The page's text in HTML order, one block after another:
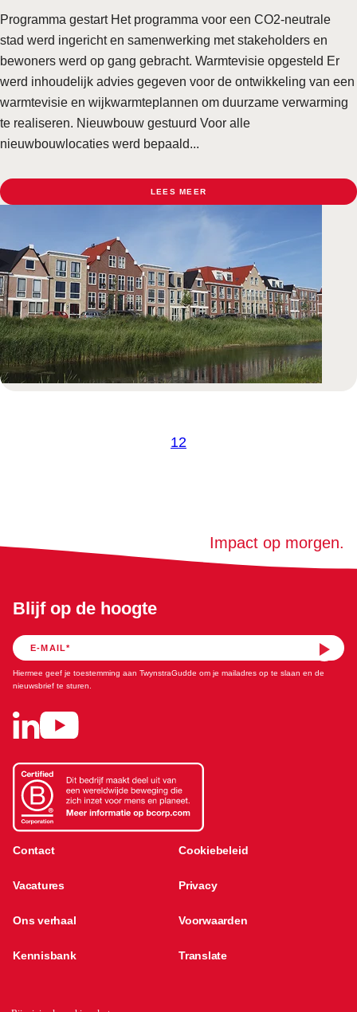
Programma gestart Het programma voor een CO2-neutrale
stad werd ingericht en samenwerking met stakeholders en
bewoners werd op gang gebracht. Warmtevisie opgesteld Er
werd inhoudelijk advies gegeven voor de ontwikkeling van een
warmtevisie en wijkwarmteplannen om duurzame verwarming
te realiseren. Nieuwbouw gestuurd Voor alle
nieuwbouwlocaties werd bepaald...
LEES MEER
12
Contact Cookiebeleid
Vacatures Privacy
Ons verhaal Voorwaarden
Kennisbank Translate
Blijf op de hoogte
Hiermee geef je toestemming aan TwynstraGudde om je mailadres op te slaan en de
nieuwsbrief te sturen.
Impact op morgen.